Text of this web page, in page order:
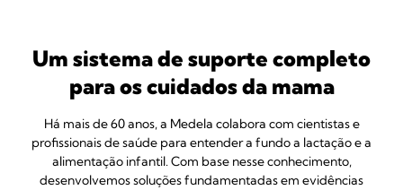
Um sistema de suporte completo
para os cuidados da mama
Há mais de 60 anos, a Medela colabora com cientistas e
profissionais de saúde para entender a fundo a lactação e a
alimentação infantil. Com base nesse conhecimento,
desenvolvemos soluções fundamentadas em evidências